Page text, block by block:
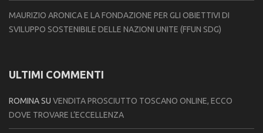
MAURIZIO ARONICA E LA FONDAZIONE PER GLI OBIETTIVI DI
SVILUPPO SOSTENIBILE DELLE NAZIONI UNITE (FFUN SDG)
ULTIMI COMMENTI
ROMINASU VENDITA PROSCIUTTO TOSCANO ONLINE, ECCO
DOVE TROVARE L’ECCELLENZA